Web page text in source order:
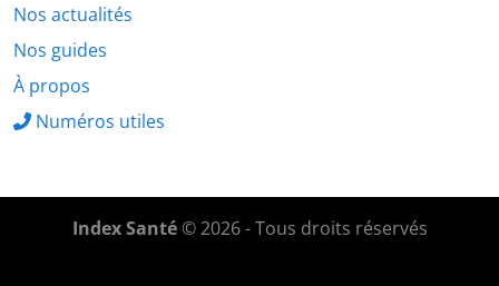
Nos actualités
Nos guides
À propos
Numéros utiles
Index Santé© 2026 - Tous droits réservés